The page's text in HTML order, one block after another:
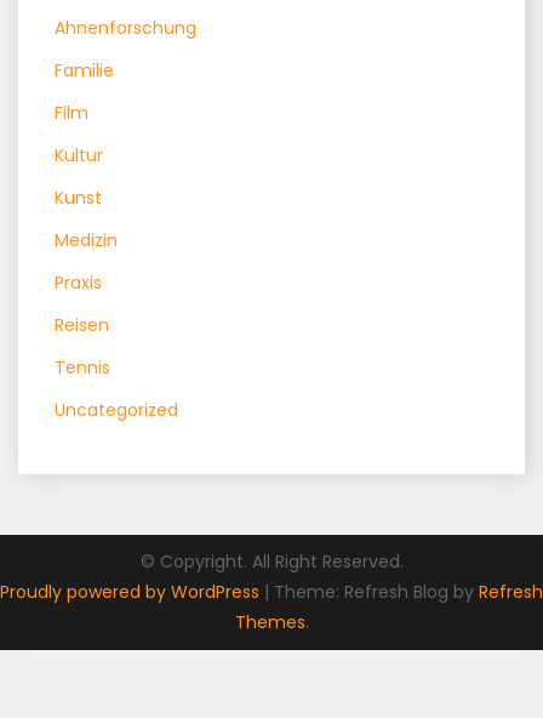
Ahnenforschung
Familie
Film
Kultur
Kunst
Medizin
Praxis
Reisen
Tennis
Uncategorized
© Copyright. All Right Reserved.
Proudly powered by WordPress | Theme: Refresh Blog by Refresh
Themes.